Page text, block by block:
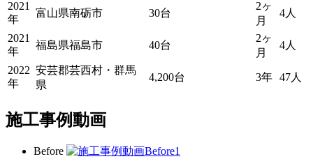
2021
年
富山県南砺市 30台
2ヶ
月
4人
2021
年
福島県福島市 40台
2ヶ
月
4人
2022
年
安芸郡芸西村・群馬
県
4,200台 3年 47人
施工事例動画
Before